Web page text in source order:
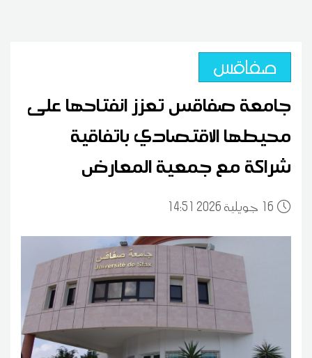
صفاقس
جامعة صفاقس تعزز انفتاحها على
محيطها الاقتصادي باتفاقية
شراكة مع جمعية المعارض
16 14:51 2026 جويلية